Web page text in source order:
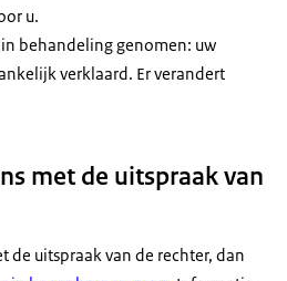
u.
behandeling genomen: uw
verklaard. Er verandert
met de uitspraak van
de uitspraak van de rechter, dan